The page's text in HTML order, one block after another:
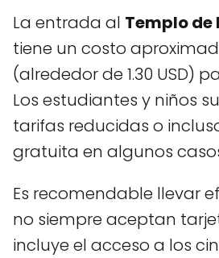
La entrada al Templo
tiene un costo
(alrededor de 1.30 USD)
Los estudiantes y niños
tarifas reducidas o
gratuita en algunos
Es recomendable llevar
no siempre aceptan
incluye el acceso a los